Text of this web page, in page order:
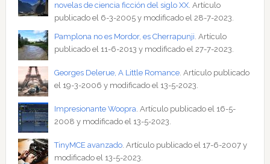
novelas de ciencia ficción del siglo XX. Artículo
publicado el 6-3-2005 y modificado el 28-7-2023.
Pamplona no es Mordor, es Cherrapunji. Artículo
publicado el 11-6-2013 y modificado el 27-7-2023.
Georges Delerue, A Little Romance. Artículo publicado
el 19-3-2006 y modificado el 13-5-2023.
Impresionante Woopra. Artículo publicado el 16-5-
2008 y modificado el 13-5-2023.
TinyMCE avanzado. Artículo publicado el 17-6-2007 y
modificado el 13-5-2023.